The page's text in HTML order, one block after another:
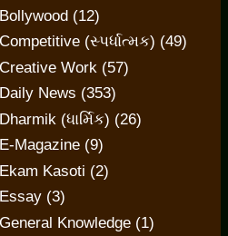
Bollywood (12)
Competitive (સ્પર્ધાત્મક) (49)
Creative Work (57)
Daily News (353)
Dharmik (ધાર્મિક) (26)
E-Magazine (9)
Ekam Kasoti (2)
Essay (3)
General Knowledge (1)